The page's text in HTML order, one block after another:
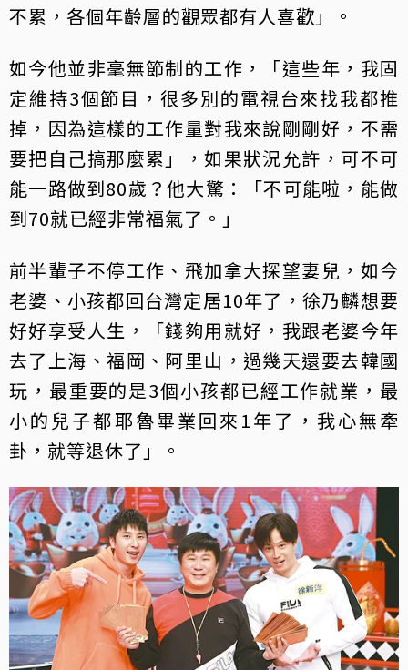
不累，各個年齡層的觀眾都有人喜歡」。
如今他並非毫無節制的工作，「這些年，我固
定維持3個節目，很多別的電視台來找我都推
掉，因為這樣的工作量對我來說剛剛好，不需
要把自己搞那麼累」，如果狀況允許，可不可
能一路做到80歲？他大驚：「不可能啦，能做
到70就已經非常福氣了。」
前半輩子不停工作、飛加拿大探望妻兒，如今
老婆、小孩都回台灣定居10年了，徐乃麟想要
好好享受人生，「錢夠用就好，我跟老婆今年
去了上海、福岡、阿里山，過幾天還要去韓國
玩，最重要的是3個小孩都已經工作就業，最
小的兒子都耶魯畢業回來1年了，我心無牽
卦，就等退休了」。